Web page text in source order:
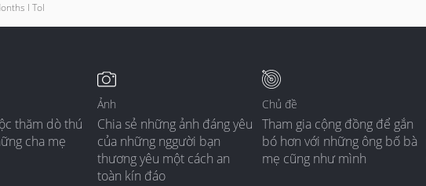
I Tol
thăm dò thú
cha mẹ
Ảnh
Chia sẻ những ảnh đáng yêu
của những nggười bạn
thương yêu một cách an
toàn kín đáo
Chủ đề
Tham gia cộng đồng để gắn
bó hơn với những ông bố bà
mẹ cũng như mình